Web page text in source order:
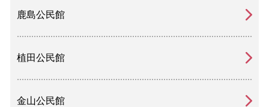
鹿島公民館
植田公民館
金山公民館